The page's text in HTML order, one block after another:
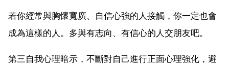
若你經常與胸懷寬廣、自信心強的人接觸，你一定也會
成為這樣的人。多與有志向、有信心的人交朋友吧。
第三自我心理暗示，不斷對自己進行正面心理強化，避